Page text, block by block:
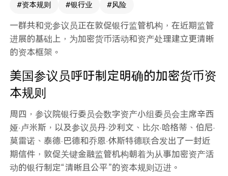
类资产应获得与其非代币化对应物同等的资本待
遇。他们敦促监管机构将这一风险导向原则一致性
地应用于其他数字资产，并基于近期在加密市场结
构法案方面的进展，开始为银行的资产负债表加密
OCC和美联储负责人近期在国会作证时，概述了其
转向更“基于风险”的监管方向，旨在改革监管框架
强有力的资本标准对保障银行体系韧性和支持经济
增长至关重要，同时监管应促进而非阻碍负责任的
创新。
#资本规则 #银行业 #风险
一群共和党参议员正在敦促银行监管机构，在近期监管
进展的基础上，为加密货币活动和资产处理建立更清晰
的资本框架。
美国参议员呼吁制定明确的加密货币资
本规则
周四，参议院银行委员会数字资产小组委员会主席辛西
娅·卢米斯，以及参议员丹·沙利文、比尔·哈格蒂、伯尼·
莫雷诺、泰德·巴德和乔恩·休斯特德联合发出了一封近
期信件，敦促关键金融监管机构朝着为从事加密资产活
动的银行制定“清晰且公平”的资本规则迈进。